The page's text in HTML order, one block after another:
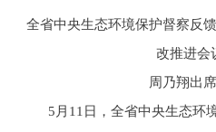
全省中央生态环境保护督察反
改推进会
周乃翔出
5月11日，全省中央生态环